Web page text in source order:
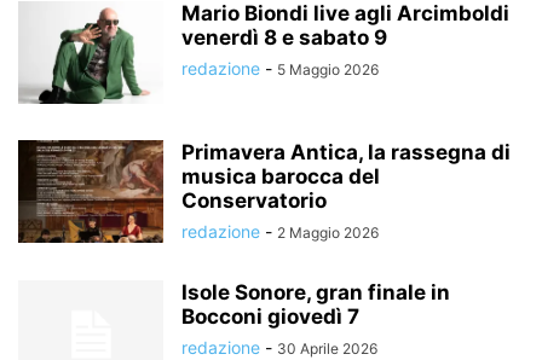
Mario Biondi live agli Arcimboldi
venerdì 8 e sabato 9
redazione - 5 Maggio 2026
Primavera Antica, la rassegna di
musica barocca del
Conservatorio
redazione - 2 Maggio 2026
Isole Sonore, gran finale in
Bocconi giovedì 7
redazione - 30 Aprile 2026